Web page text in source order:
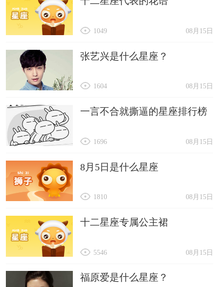
08月15日
1049
张艺兴是什么星座？
08月15日
1604
一言不合就撕逼的星座排行榜
08月15日
1696
8月5日是什么星座
08月15日
1810
十二星座专属公主裙
08月15日
5546
福原爱是什么星座？